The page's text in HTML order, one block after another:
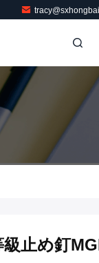
止め釘